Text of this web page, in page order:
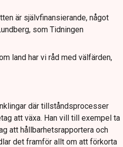
är självfinansierande, något
som Tidningen
land har vi råd med välfärden,
där tillståndsprocesser
att växa. Han vill till exempel ta
att hållbarhetsrapportera och
det framför allt om att förkorta